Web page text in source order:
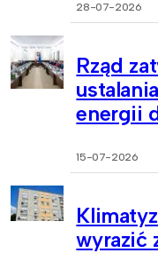
28-07-2026
Rząd
energii
15-07-2026
wyrazić